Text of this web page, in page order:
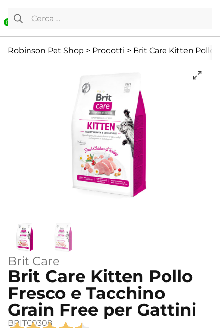
0
Ricerca per:
Robinson Pet Shop > Prodotti > Brit Care Kitten Pollo
Brit Care
Brit Care Kitten Pollo
Fresco e Tacchino
Grain Free per Gattini
BRITC0308